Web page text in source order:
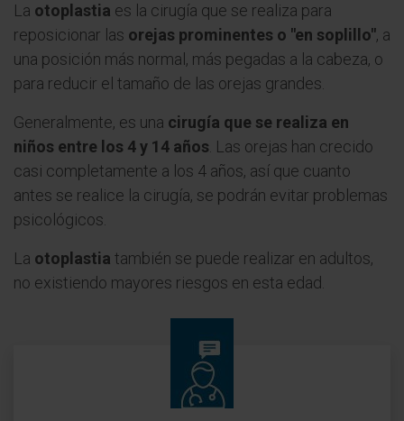
La otoplastia es la cirugía que se realiza para
reposicionar las orejas prominentes o "en soplillo", a
una posición más normal, más pegadas a la cabeza, o
para reducir el tamaño de las orejas grandes.
Generalmente, es una cirugía que se realiza en
niños entre los 4 y 14 años . Las orejas han crecido
casi completamente a los 4 años, así que cuanto
antes se realice la cirugía, se podrán evitar problemas
psicológicos.
La otoplastia también se puede realizar en adultos,
no existiendo mayores riesgos en esta edad.